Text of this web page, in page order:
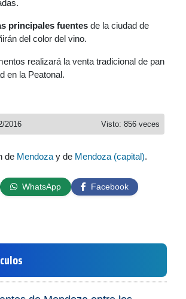
principales fuentes de la ciudad de
del color del vino.
realizará la venta tradicional de pan
en la Peatonal.
Visto: 856 veces
2016
de Mendoza y de Mendoza (capital).
WhatsApp
Facebook